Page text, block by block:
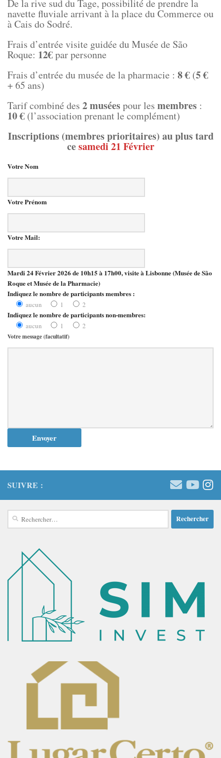
De la rive sud du Tage, possibilité de prendre la
navette fluviale arrivant à la place du Commerce ou
à Cais do Sodré.
Frais d’entrée visite guidée du Musée de São
Roque: 12€par personne
Frais d’entrée du musée de la pharmacie : 8 € (5€
+ 65 ans)
Tarif combiné des 2 muséespour les membres :
10 € (l’association prenant le complément)
Inscriptions (membres prioritaires) au plus tard
cesamedi 21 Février
Votre Nom
Votre Prénom
Votre Mail:
Mardi 24 Février 2026 de 10h15 à 17h00, visite à Lisbonne (Musée de São
Roque et Musée de la Pharmacie)
Indiquez le nombre de participants membres :
aucun 1 2
Indiquez le nombre de participants non-membres:
aucun 1 2
Votre message (facultatif)
SUIVRE :
Rechercher :